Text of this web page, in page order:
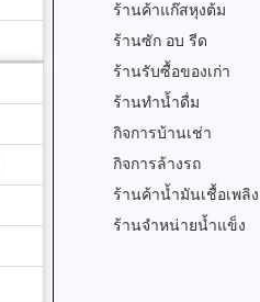
ร้านค้าแก๊สหุงต้ม
ร้านซัก อบ รีด
ร้านรับซื้อของเก่า
ร้านทำน้ำดื่ม
กิจการบ้านเช่า
กิจการล้างรถ
ร้านค้าน้ำมันเชื้อเพลิง
ร้านจำหน่ายน้ำแข็ง